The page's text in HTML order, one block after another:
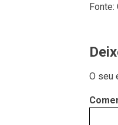
Fonte:
O seu